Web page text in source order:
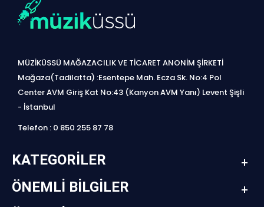
MÜZİKÜSSÜ MAĞAZACILIK VE TİCARET ANONİM ŞİRKETİ
Mağaza(Tadilatta) :Esentepe Mah. Ecza Sk. No:4 Pol
Center AVM Giriş Kat No:43 (Kanyon AVM Yanı) Levent Şişli
- İstanbul
Telefon : 0 850 255 87 78
KATEGORILER
ÖNEMLI BILGILER